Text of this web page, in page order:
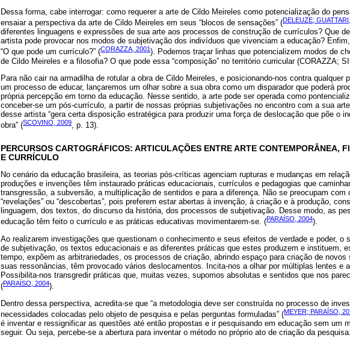
Dessa forma, cabe interrogar: como requerer a arte de Cildo Meireles como potencialização do
ensaiar a perspectiva da arte de Cildo Meireles em seus “blocos de sensações” (DELEUZE;
diferentes linguagens e expressões de sua arte aos processos de construção de currículos? Que
artista pode provocar nos modos de subjetivação dos indivíduos que vivenciam a educação? Enfim,
“O que pode um currículo?” (CORAZZA, 2001 ). Podemos traçar linhas que potencializem modos de
de Cildo Meireles e a filosofia? O que pode essa “composição” no território curricular (CORAZZA;
Para não cair na armadilha de rotular a obra de Cildo Meireles, e posicionando-nos contra qualquer
um processo de educar, lançaremos um olhar sobre a sua obra como um disparador que poderá
própria percepção em torno da educação. Nesse sentido, a arte pode ser operada como
conceber-se um pós-currículo, a partir de nossas próprias subjetivações no encontro com a sua
desse artista “gera certa disposição estratégica para produzir uma força de deslocação que põe o
obra” (SCOVINO, 2009, p. 13).
PERCURSOS CARTOGRÁFICOS: ARTICULAÇÕES ENTRE ARTE CONTEMPORÂNEA,
E CURRÍCULO
No cenário da educação brasileira, as teorias pós-críticas agenciam rupturas e mudanças em
produções e invenções têm instaurado práticas educacionais, currículos e pedagogias que
transgressão, a subversão, a multiplicação de sentidos e para a diferença. Não se preocupam com
“revelações” ou “descobertas”, pois preferem estar abertas à invenção, à criação e à produção,
linguagem, dos textos, do discurso da história, dos processos de subjetivação. Desse modo, as
educação têm feito o currículo e as práticas educativas movimentarem-se. (PARAÍSO, 2004).
Ao realizarem investigações que questionam o conhecimento e seus efeitos de verdade e poder, o
de subjetivação, os textos educacionais e as diferentes práticas que estes produzem e instituem,
tempo, expõem as arbitrariedades, os processos de criação, abrindo espaço para criação de
suas ressonâncias, têm provocado vários deslocamentos. Incita-nos a olhar por múltiplas lentes e
Possibilita-nos transgredir práticas que, muitas vezes, supomos absolutas e sentidos que nos
(PARAÍSO, 2004).
Dentro dessa perspectiva, acredita-se que “a metodologia deve ser construída no processo de
necessidades colocadas pelo objeto de pesquisa e pelas perguntas formuladas” (MEYER; PARAÍSO,
é inventar e ressignificar as questões até então propostas e ir pesquisando em educação sem um
seguir. Ou seja, percebe-se a abertura para inventar o método no próprio ato de criação da pesquisa.